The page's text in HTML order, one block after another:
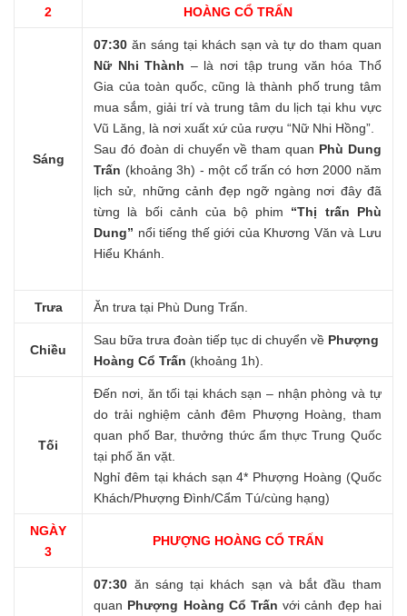
2
HOÀNG CỔ TRẤN
Sáng
07:30 ăn sáng tại khách sạn và tự do tham quan
Nữ Nhi Thành – là nơi tập trung văn hóa Thổ
Gia của toàn quốc, cũng là thành phố trung tâm
mua sắm, giải trí và trung tâm du lịch tại khu vực
Vũ Lăng, là nơi xuất xứ của rượu “Nữ Nhi Hồng”.
Sau đó đoàn di chuyển về tham quan Phù Dung
Trấn (khoảng 3h) - một cổ trấn có hơn 2000 năm
lịch sử, những cảnh đẹp ngỡ ngàng nơi đây đã
từng là bối cảnh của bộ phim “Thị trấn Phù
Dung” nổi tiếng thế giới của Khương Văn và Lưu
Hiểu Khánh.
Trưa Ăn trưa tại Phù Dung Trấn.
Chiều
Sau bữa trưa đoàn tiếp tục di chuyển về Phượng
Hoàng Cổ Trấn (khoảng 1h).
Tối
Đến nơi, ăn tối tại khách sạn – nhận phòng và tự
do trải nghiệm cảnh đêm Phượng Hoàng, tham
quan phố Bar, thưởng thức ẩm thực Trung Quốc
tại phố ăn vặt.
Nghỉ đêm tại khách sạn 4* Phượng Hoàng (Quốc
Khách/Phượng Đình/Cẩm Tú/cùng hạng)
NGÀY
3
PHƯỢNG HOÀNG CỔ TRẤN
07:30 ăn sáng tại khách sạn và bắt đầu tham
quan Phượng Hoàng Cổ Trấn với cảnh đẹp hai